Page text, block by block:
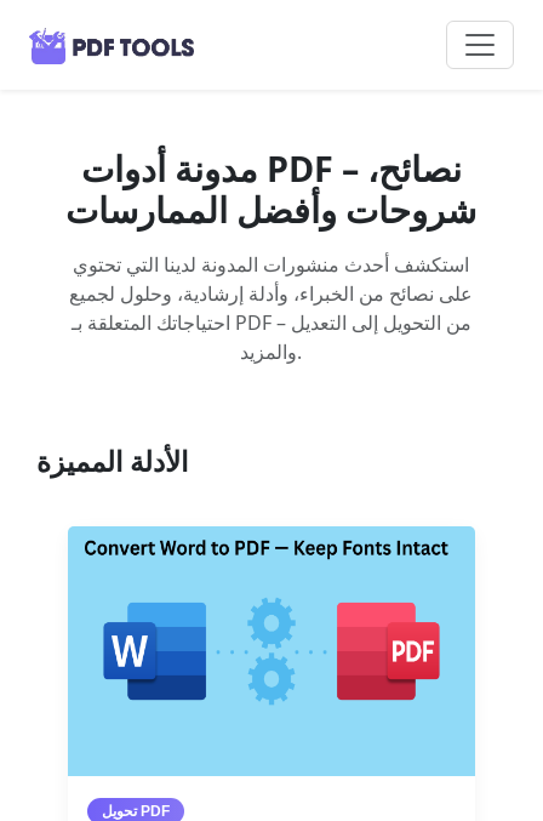
مدونة أدوات PDF – نصائح،
شروحات وأفضل الممارسات
استكشف أحدث منشورات المدونة لدينا التي تحتوي
على نصائح من الخبراء، وأدلة إرشادية، وحلول لجميع
احتياجاتك المتعلقة بـ PDF – من التحويل إلى التعديل
والمزيد.
الأدلة المميزة
تحويل PDF